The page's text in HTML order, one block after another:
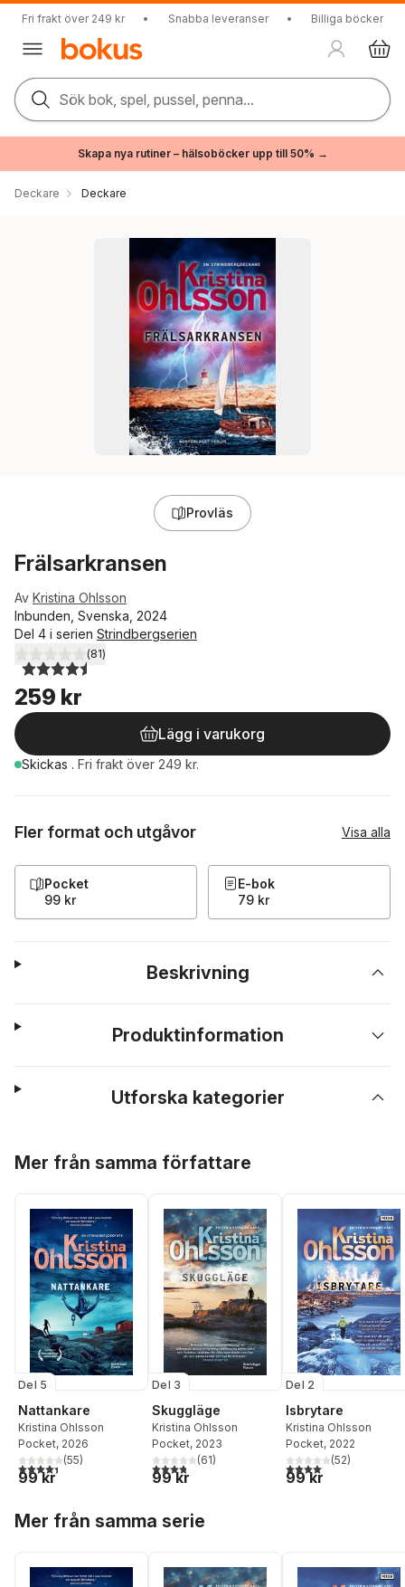
Fri frakt över 249 kr • Snabba leveranser • Billiga böcker
Sök bok, spel, pussel, penna...
Skapa nya rutiner – hälsoböcker upp till 50% →
Deckare Deckare
Provläs
Frälsarkransen
Av Kristina Ohlsson
Inbunden, Svenska, 2024
Del 4 i serien Strindbergserien
4,5utav 5 stjärnor. Totalt antal röster:
(81)
259 kr
Lägg i varukorg
Skickas . Fri frakt över 249 kr.
Fler format och utgåvor Visa alla
Pocket
99 kr
E-bok
79 kr
Beskrivning
Produktinformation
Utforska kategorier
Mer från samma författare
Del 5
Nattankare
Kristina Ohlsson
Pocket, 2026
4,4utav 5 stjärnor. Totalt antal röster:
(55)
99 kr
Del 3
Skuggläge
Kristina Ohlsson
Pocket, 2023
3,8utav 5 stjärnor. Totalt antal röster:
(61)
99 kr
Del 2
Isbrytare
Kristina Ohlsson
Pocket, 2022
4,1utav 5 stjärnor.
(52)
99 kr
Mer från samma serie